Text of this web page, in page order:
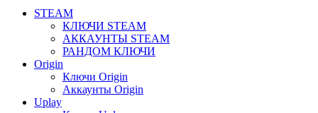
STEAM
КЛЮЧИ STEAM
АККАУНТЫ STEAM
РАНДОМ КЛЮЧИ
Origin
Ключи Origin
Аккаунты Origin
Uplay